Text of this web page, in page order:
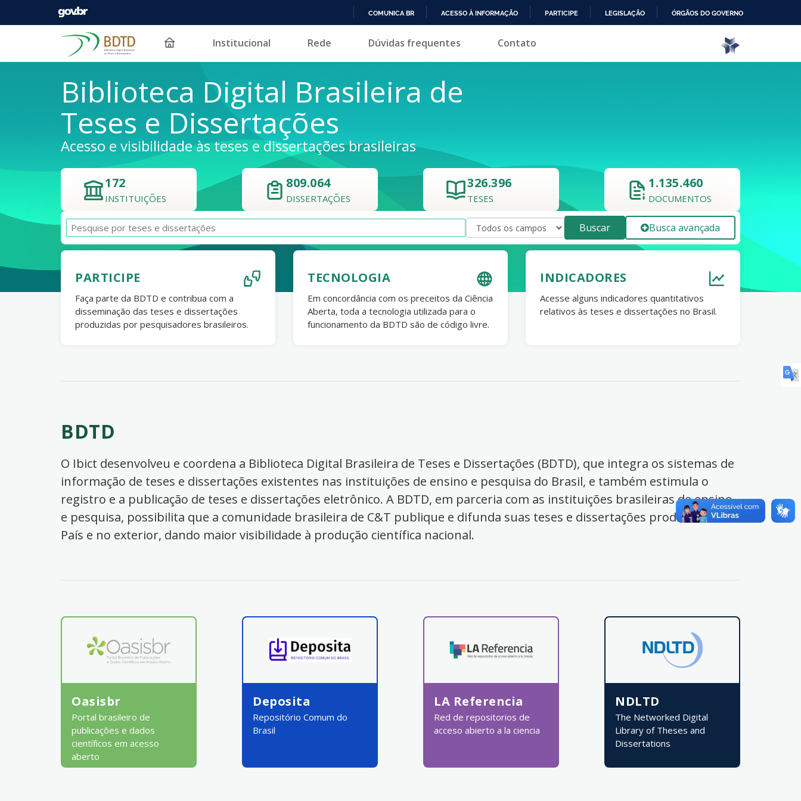
PARA
COMUNICA BR ACESSO À INFORMAÇÃO PARTICIPE LEGISLAÇÃO ÓRGÃOS DO GOVERNO
Pular para o conteúdo Institucional Rede Dúvidas frequentes Contato
Biblioteca Digital Brasileira de
Teses e Dissertações
Acesso e visibilidade às teses e dissertações brasileiras
172
INSTITUIÇÕES
809.064
DISSERTAÇÕES
326.396
TESES
1.135.460
DOCUMENTOS
Buscar Busca avançada
PARTICIPE
Faça parte da BDTD e contribua com a
disseminação das teses e dissertações
produzidas por pesquisadores brasileiros.
TECNOLOGIA
Em concordância com os preceitos da Ciência
Aberta, toda a tecnologia utilizada para o
funcionamento da BDTD são de código livre.
INDICADORES
Acesse alguns indicadores quantitativos
relativos às teses e dissertações no Brasil.
BDTD
O Ibict desenvolveu e coordena a Biblioteca Digital Brasileira de Teses e Dissertações (BDTD), que integra os sistemas de
informação de teses e dissertações existentes nas instituições de ensino e pesquisa do Brasil, e também estimula o
registro e a publicação de teses e dissertações eletrônico. A BDTD, em parceria com as instituições brasileiras de ensino
e pesquisa, possibilita que a comunidade brasileira de C&T publique e difunda suas teses e dissertações produzidas no
País e no exterior, dando maior visibilidade à produção científica nacional.
Oasisbr
Portal brasileiro de
publicações e dados
científicos em acesso
aberto
Deposita
Repositório Comum do
Brasil
LA Referencia
Red de repositorios de
acceso abierto a la ciencia
NDLTD
The Networked Digital
Library of Theses and
Dissertations